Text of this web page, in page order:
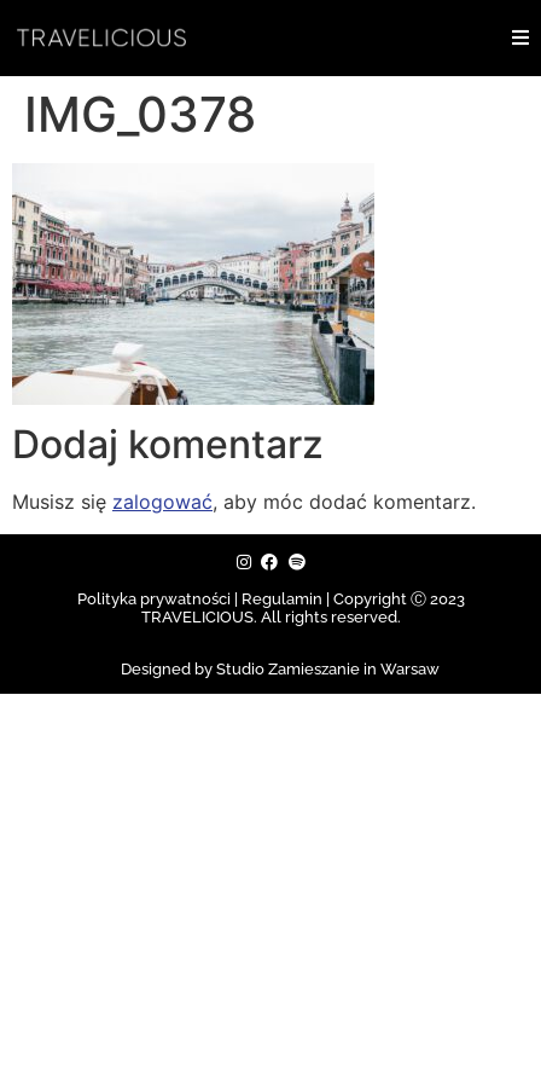
IMG_0378
Dodaj komentarz
Musisz się zalogować, aby móc dodać komentarz.
Polityka prywatności | Regulamin | Copyright Ⓒ 2023
TRAVELICIOUS. All rights reserved.
Designed by Studio Zamieszanie in Warsaw